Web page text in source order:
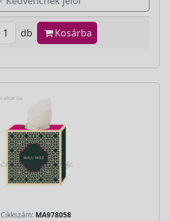
db Kosárba
Cikkszám: MA978058